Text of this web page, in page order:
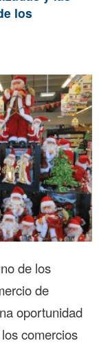
los
de los
de
oportunidad
comercios